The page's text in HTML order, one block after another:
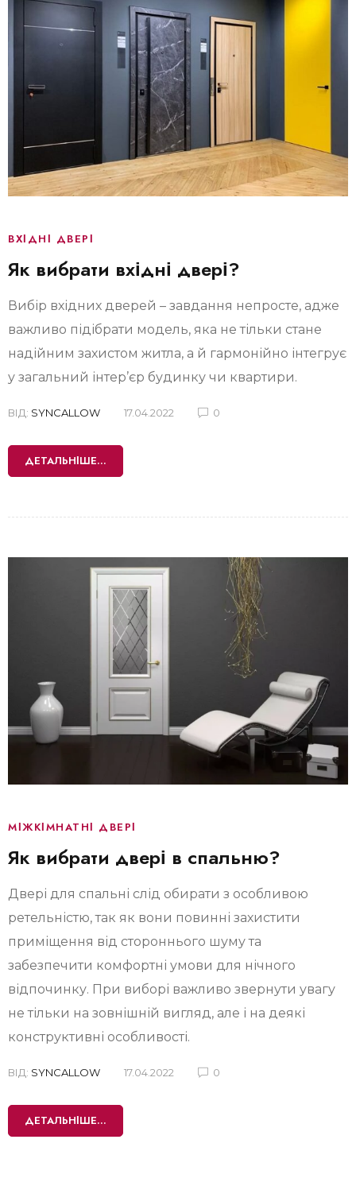
ВХІДНІ ДВЕРІ
Як вибрати вхідні двері?
Вибір вхідних дверей – завдання непросте, адже
важливо підібрати модель, яка не тільки стане
надійним захистом житла, а й гармонійно інтегрує
у загальний інтер’єр будинку чи квартири.
ВІД: SYNCALLOW 17.04.2022 0
ДЕТАЛЬНІШЕ...
МІЖКІМНАТНІ ДВЕРІ
Як вибрати двері в спальню?
Двері для спальні слід обирати з особливою
ретельністю, так як вони повинні захистити
приміщення від стороннього шуму та
забезпечити комфортні умови для нічного
відпочинку. При виборі важливо звернути увагу
не тільки на зовнішній вигляд, але і на деякі
конструктивні особливості.
ВІД: SYNCALLOW 17.04.2022 0
ДЕТАЛЬНІШЕ...